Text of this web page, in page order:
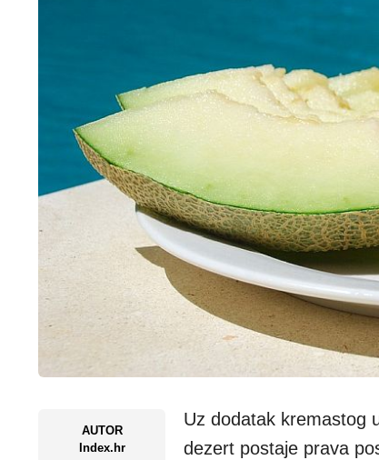
AUTOR
Index.hr
Uz dodatak kremastog
dezert postaje prava